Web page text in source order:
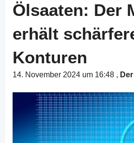
Ölsaaten: Der
erhält
Konturen
14. November 2024 um 16:48 ,